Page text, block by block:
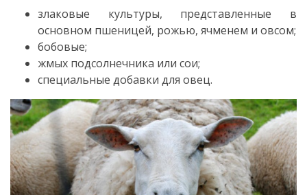
злаковые культуры, представленные в
основном пшеницей, рожью, ячменем и овсом;
бобовые;
жмых подсолнечника или сои;
специальные добавки для овец.